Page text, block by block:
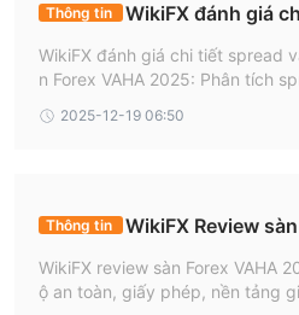
Thông tin
WikiFX đánh giá
í giao dịch của sàn Forex
WikiFX đánh giá chi tiết spread
n Forex VAHA 2025: Phân tích
í ảnh hưởng đến giao dịch, đồng
2025-12-19 06:50
Thông tin
WikiFX Review
ó an toàn không?
WikiFX review sàn Forex VAHA
ộ an toàn, giấy phép, nền tảng